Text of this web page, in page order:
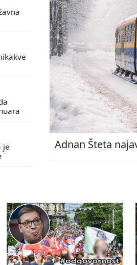
je
Adnan Šteta